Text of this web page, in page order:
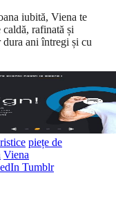
iubită, Viena te
caldă, rafinată și
ani întregi și cu
piețe de
Viena
Tumblr